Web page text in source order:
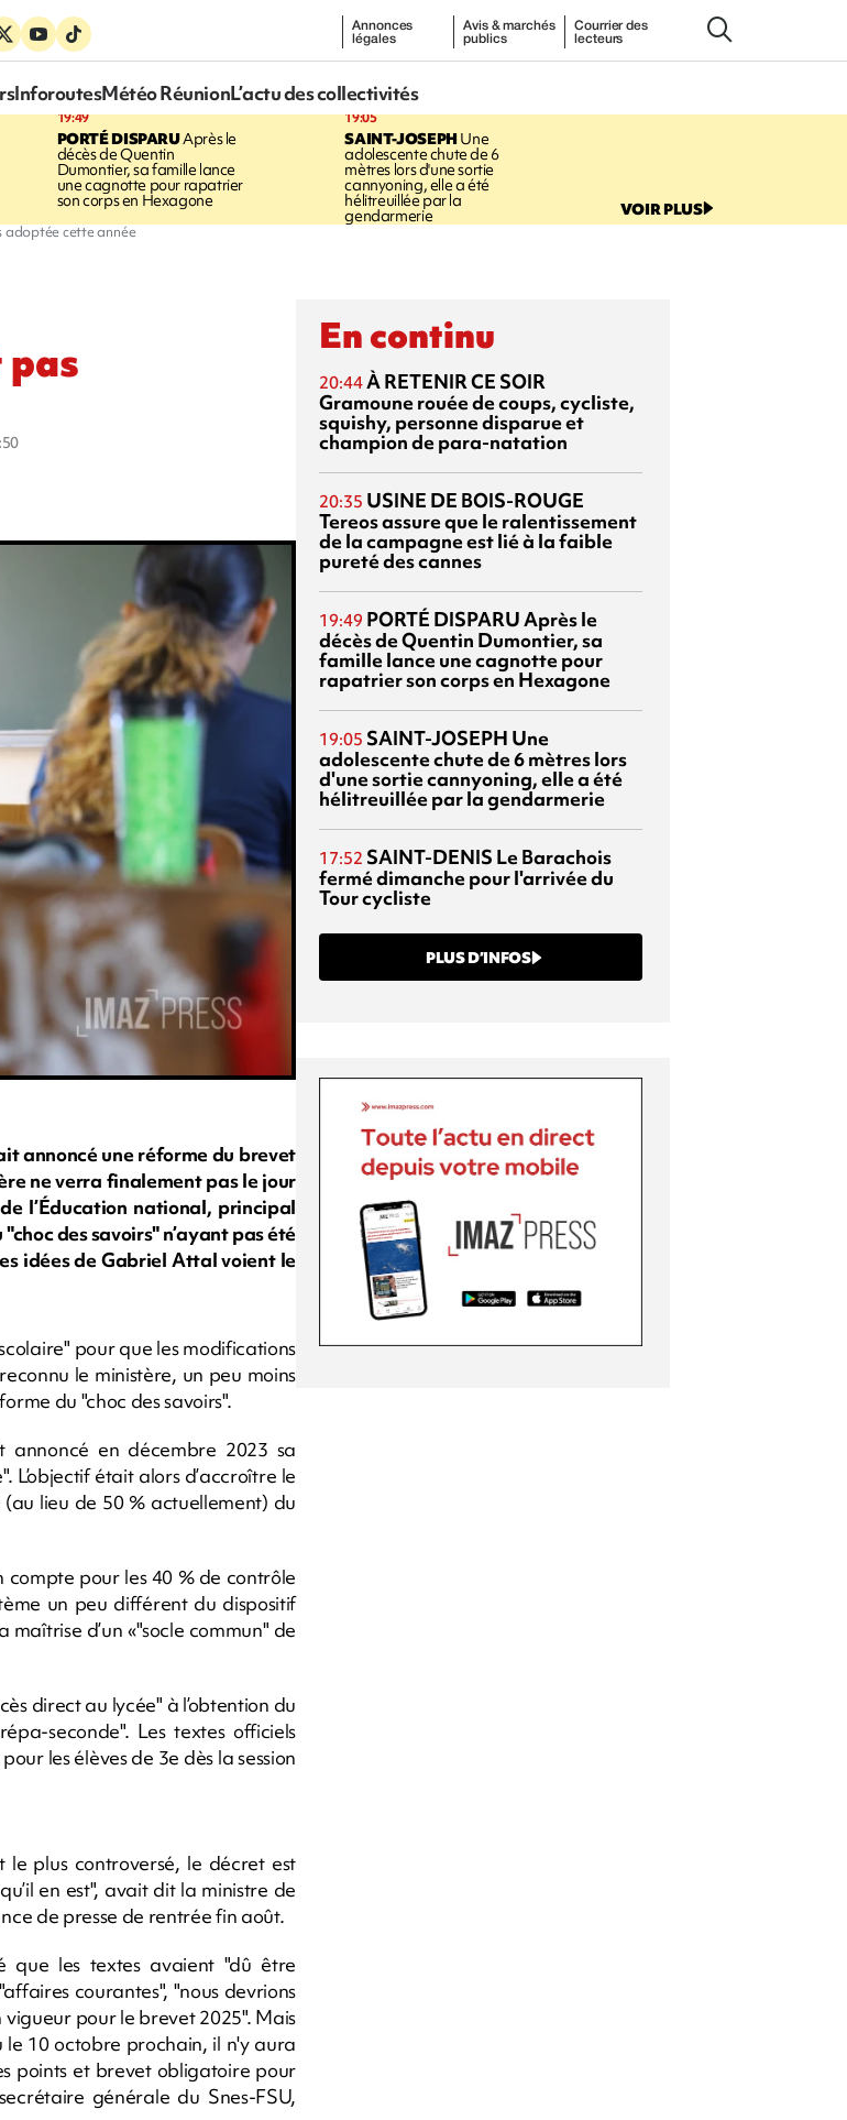
Annonces
légales
Avis & marchés
publics
Courrier des
lecteurs
InforoutesMétéo RéunionL’actu des collectivités
19:49
PORTÉ DISPARUAprès le
décès de Quentin
Dumontier, sa famille lance
une cagnotte pour rapatrier
son corps en Hexagone
19:05
SAINT-JOSEPHUne
adolescente chute de 6
mètres lors d'une sortie
cannyoning, elle a été
hélitreuillée par la
gendarmerie VOIR PLUS
adoptée cette année
annoncé une réforme du brevet
ne verra finalement pas le jour
l’Éducation national, principal
des savoirs" n’ayant pas été
idées de Gabriel Attal voient le
pour que les modifications
le ministère, un peu moins
du "choc des savoirs".
annoncé en décembre 2023 sa
était alors d’accroître le
lieu de 50 % actuellement) du
compte pour les 40 % de contrôle
un peu différent du dispositif
d’un «"socle commun" de
direct au lycée" à l’obtention du
seconde". Les textes officiels
les élèves de 3e dès la session
plus controversé, le décret est
en est", avait dit la ministre de
de presse de rentrée fin août.
que les textes avaient "dû être
courantes", "nous devrions
pour le brevet 2025". Mais
le 10 octobre prochain, il n'y aura
points et brevet obligatoire pour
générale du Snes-FSU,
En continu
20:44À RETENIR CE SOIR
Gramoune rouée de coups, cycliste,
squishy, personne disparue et
champion de para-natation
20:35 USINE DE BOIS-ROUGE
Tereos assure que le ralentissement
de la campagne est lié à la faible
pureté des cannes
19:49 PORTÉ DISPARUAprès le
décès de Quentin Dumontier, sa
famille lance une cagnotte pour
rapatrier son corps en Hexagone
19:05 SAINT-JOSEPH Une
adolescente chute de 6 mètres lors
d'une sortie cannyoning, elle a été
hélitreuillée par la gendarmerie
17:52 SAINT-DENIS Le Barachois
fermé dimanche pour l'arrivée du
Tour cycliste
PLUS D’INFOS